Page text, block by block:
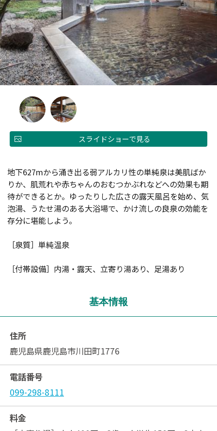
スライドショーで見る
地下627mから涌き出る弱アルカリ性の単純泉は美肌ばか
りか、肌荒れや赤ちゃんのおむつかぶれなどへの効果も期
待ができるとか。ゆったりした広さの露天風呂を始め、気
泡湯、うたせ湯のある大浴場で、かけ流しの良泉の効能を
存分に堪能しよう。
［泉質］単純温泉
［付帯設備］内湯・露天、立寄り湯あり、足湯あり
基本情報
住所
鹿児島県鹿児島市川田町1776
電話番号
099-298-8111
料金